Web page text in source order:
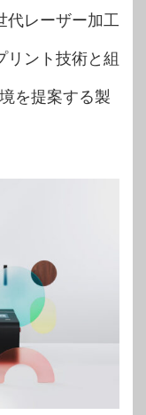
代レーザー加工
リント技術と組
を提案する製